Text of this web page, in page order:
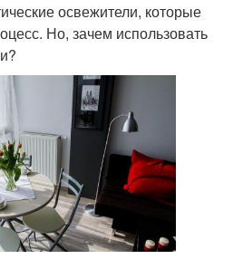
освежители, которые
Но, зачем использовать